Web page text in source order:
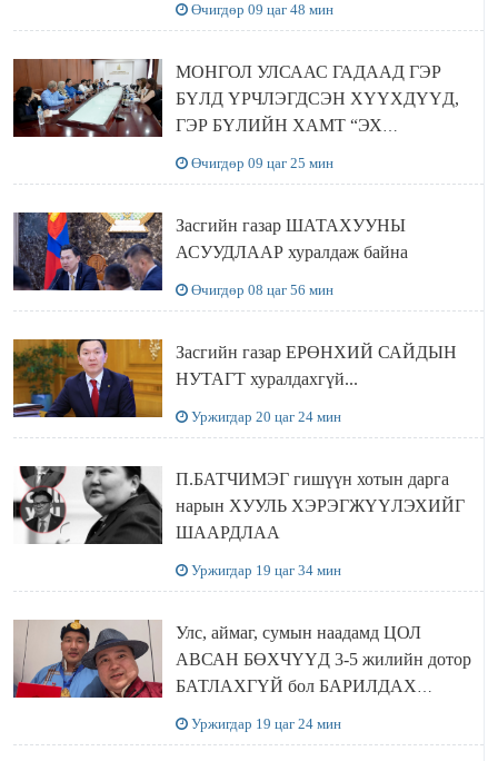
Өчигдөр 09 цаг 48 мин
МОНГОЛ УЛСААС ГАДААД ГЭР
БҮЛД ҮРЧЛЭГДСЭН ХҮҮХДҮҮД,
ГЭР БҮЛИЙН ХАМТ “ЭХ
Өчигдөр 09 цаг 25 мин
Засгийн газар ШАТАХУУНЫ
АСУУДЛААР хуралдаж байна
Өчигдөр 08 цаг 56 мин
Засгийн газар ЕРӨНХИЙ САЙДЫН
НУТАГТ хуралдахгүй...
Уржигдар 20 цаг 24 мин
П.БАТЧИМЭГ гишүүн хотын дарга
нарын ХУУЛЬ ХЭРЭГЖҮҮЛЭХИЙГ
ШААРДЛАА
Уржигдар 19 цаг 34 мин
Улс, аймаг, сумын наадамд ЦОЛ
АВСАН БӨХЧҮҮД 3-5 жилийн дотор
БАТЛАХГҮЙ бол БАРИЛДАХ
Уржигдар 19 цаг 24 мин